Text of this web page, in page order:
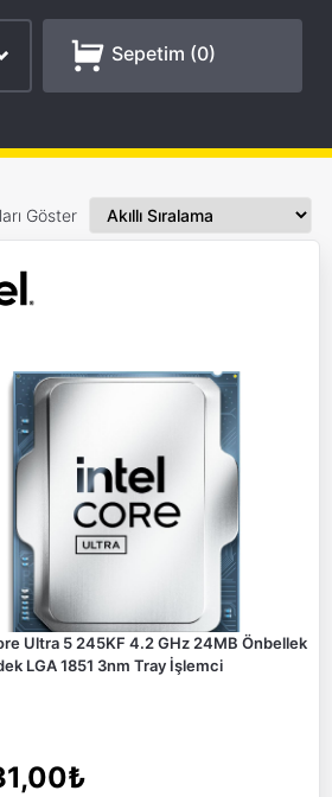
Sepetim (0)
Göster
Ultra 5 245KF 4.2 GHz 24MB Önbellek
LGA 1851 3nm Tray İşlemci